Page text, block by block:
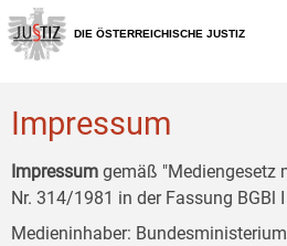
Zur
Hauptnavigation
[1]
Zum
Inhalt
[2]
Zum
Untermenü
[3]
DIE ÖSTERREICHISCHE JUSTIZ
Impressum
Impressum gemäß "Mediengesetz
Nr. 314/1981 in der Fassung BGBl
Medieninhaber: